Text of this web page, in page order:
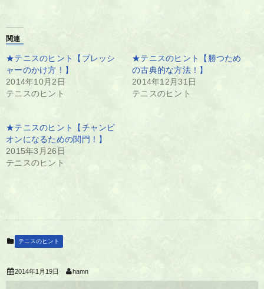
関連
★テニスのヒント【プレッシ
ャーのかけ方！】
2014年10月2日
テニスのヒント
★テニスのヒント【勝つため
の古典的な方法！】
2014年12月31日
テニスのヒント
★テニスのヒント【チャンピ
オンになるための関門！】
2015年3月26日
テニスのヒント
テニスのヒント
2014年1月19日 hamn